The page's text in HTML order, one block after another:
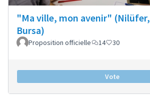
"Ma ville, mon avenir" (Nilüfer,
Bursa)
Proposition officielle 14 30
Vote